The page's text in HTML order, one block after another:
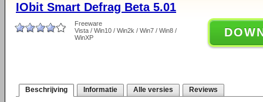
IObit Smart Defrag Beta 5.01
Freeware
Vista / Win10 / Win2k / Win7 / Win8 /
WinXP
Beschrijving Informatie Alle versies Reviews